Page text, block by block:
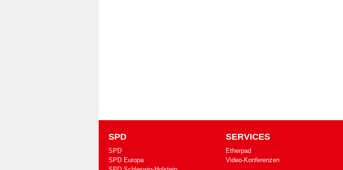
SPD
SPD
SPD Europa
SERVICES
Etherpad
Video-Konferenzen